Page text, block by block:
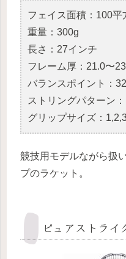
フェイス面積：100平
重量：300g
長さ：27インチ
フレーム厚：21.0〜
バランスポイント：
ストリングパターン
グリップサイズ：
競技用モデルながら扱
プのラケット。
ピュアストライ